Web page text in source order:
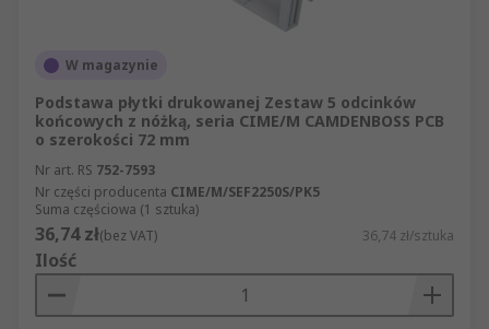
W magazynie
Podstawa płytki drukowanej Zestaw 5 odcinków
końcowych z nóżką, seria CIME/M CAMDENBOSS PCB
o szerokości 72 mm
Nr art. RS 752-7593
Nr części producenta CIME/M/SEF2250S/PK5
Suma częściowa (1 sztuka)
36,74 zł(bez VAT) 36,74 zł/sztuka
Ilość